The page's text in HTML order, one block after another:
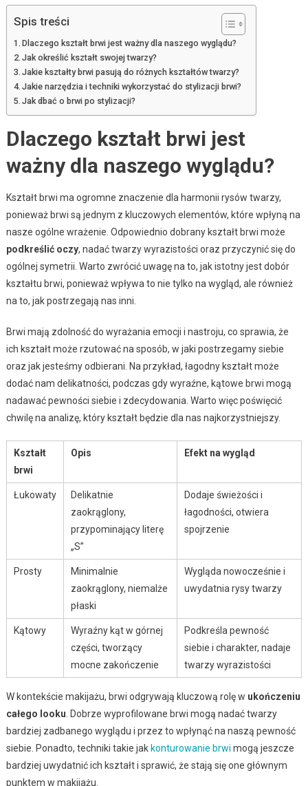
Spis treści
Dlaczego kształt brwi jest ważny dla naszego wyglądu?
Jak określić kształt swojej twarzy?
Jakie kształty brwi pasują do różnych kształtów twarzy?
Jakie narzędzia i techniki wykorzystać do stylizacji brwi?
Jak dbać o brwi po stylizacji?
Dlaczego kształt brwi jest
ważny dla naszego wyglądu?
Kształt brwi ma ogromne znaczenie dla harmonii rysów twarzy,
ponieważ brwi są jednym z kluczowych elementów, które wpłyną na
nasze ogólne wrażenie. Odpowiednio dobrany kształt brwi może
podkreślić oczy, nadać twarzy wyrazistości oraz przyczynić się do
ogólnej symetrii. Warto zwrócić uwagę na to, jak istotny jest dobór
kształtu brwi, ponieważ wpływa to nie tylko na wygląd, ale również
na to, jak postrzegają nas inni.
Brwi mają zdolność do wyrażania emocji i nastroju, co sprawia, że
ich kształt może rzutować na sposób, w jaki postrzegamy siebie
oraz jak jesteśmy odbierani. Na przykład, łagodny kształt może
dodać nam delikatności, podczas gdy wyraźne, kątowe brwi mogą
nadawać pewności siebie i zdecydowania. Warto więc poświęcić
chwilę na analizę, który kształt będzie dla nas najkorzystniejszy.
Kształt
brwi
Opis Efekt na wygląd
Łukowaty
Delikatnie
zaokrąglony,
przypominający literę
„S”
Dodaje świeżości i
łagodności, otwiera
spojrzenie
Prosty
Minimalnie
zaokrąglony, niemalże
płaski
Wygląda nowocześnie i
uwydatnia rysy twarzy
Kątowy
Wyraźny kąt w górnej
części, tworzący
mocne zakończenie
Podkreśla pewność
siebie i charakter, nadaje
twarzy wyrazistości
W kontekście makijażu, brwi odgrywają kluczową rolę w ukończeniu
całego looku . Dobrze wyprofilowane brwi mogą nadać twarzy
bardziej zadbanego wyglądu i przez to wpłynąć na naszą pewność
siebie. Ponadto, techniki takie jak konturowanie brwi mogą jeszcze
bardziej uwydatnić ich kształt i sprawić, że stają się one głównym
punktem w makijażu.